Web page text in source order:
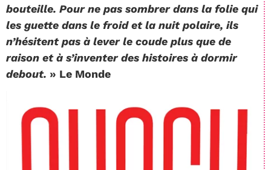
bouteille. Pour ne pas sombrer dans la folie qui
les guette dans le froid et la nuit polaire, ils
n’hésitent pas à lever le coude plus que de
raison et à s’inventer des histoires à dormir
debout. » Le Monde